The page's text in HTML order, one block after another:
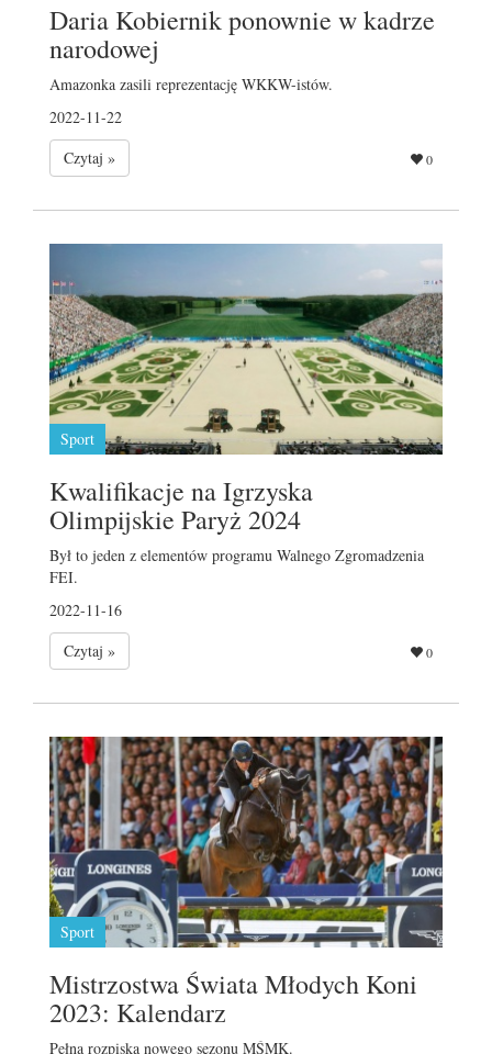
Daria Kobiernik ponownie w kadrze
narodowej
Amazonka zasili reprezentację WKKW-istów.
2022-11-22
Czytaj »
0
Sport
Kwalifikacje na Igrzyska
Olimpijskie Paryż 2024
Był to jeden z elementów programu Walnego Zgromadzenia
FEI.
2022-11-16
Czytaj »
0
Sport
Mistrzostwa Świata Młodych Koni
2023: Kalendarz
Pełna rozpiska nowego sezonu MŚMK.